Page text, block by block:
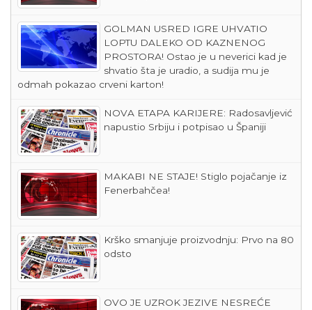
GOLMAN USRED IGRE UHVATIO
LOPTU DALEKO OD KAZNENOG
PROSTORA! Ostao je u neverici kad je
shvatio šta je uradio, a sudija mu je
odmah pokazao crveni karton!
NOVA ETAPA KARIJERE: Radosavljević
napustio Srbiju i potpisao u Španiji
MAKABI NE STAJE! Stiglo pojačanje iz
Fenerbahčea!
Krško smanjuje proizvodnju: Prvo na 80
odsto
OVO JE UZROK JEZIVE NESREĆE